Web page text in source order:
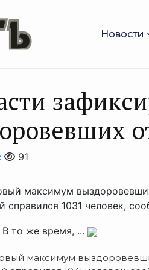
Новости
91
максимум
1031 человек,
то же время, ...
максимум